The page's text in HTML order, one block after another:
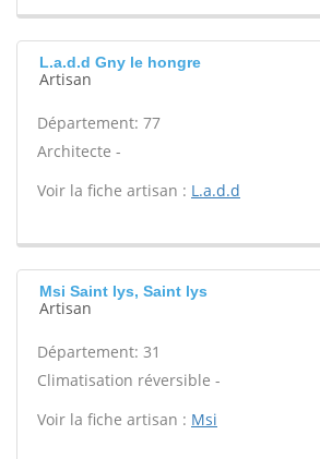
L.a.d.d Gny le hongre
Artisan
Département: 77
Architecte -
Voir la fiche artisan : L.a.d.d
Msi Saint lys, Saint lys
Artisan
Département: 31
Climatisation réversible -
Voir la fiche artisan : Msi